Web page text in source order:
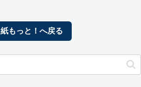
紙もっと！へ戻る